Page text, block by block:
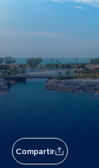
Compartir